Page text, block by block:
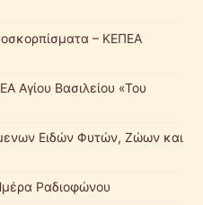
– ΚΕΠΕΑ
Αγίου Βασιλείου «Του
Ειδών Φυτών, Ζώων και
Ραδιοφώνου